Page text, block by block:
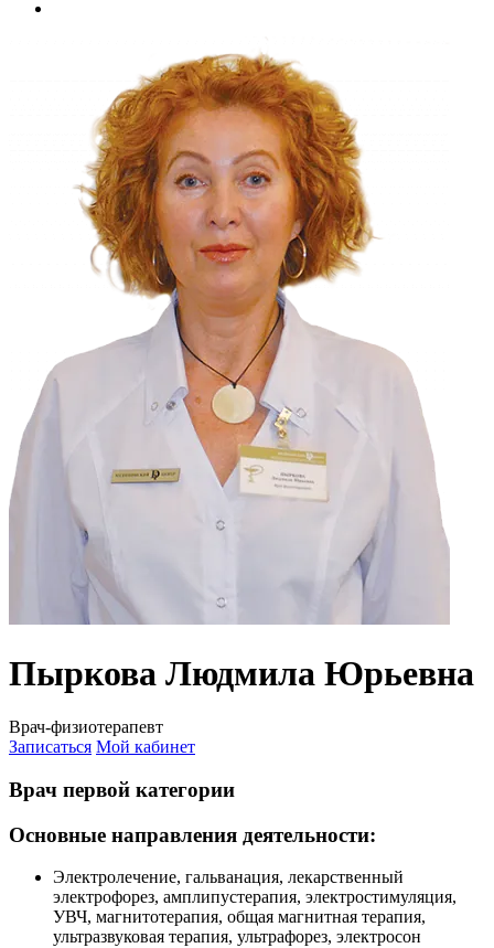
Пыркова Людмила Юрьевна
Врач-физиотерапевт
Записаться Мой кабинет
Врач первой категории
Основные направления деятельности:
Электролечение, гальванация, лекарственный
электрофорез, амплипустерапия, электростимуляция,
УВЧ, магнитотерапия, общая магнитная терапия,
ультразвуковая терапия, ультрафорез, электросон